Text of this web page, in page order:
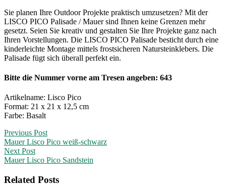
Sie planen Ihre Outdoor Projekte praktisch umzusetzen? Mit der
LISCO PICO Palisade / Mauer sind Ihnen keine Grenzen mehr
gesetzt. Seien Sie kreativ und gestalten Sie Ihre Projekte ganz nach
Ihren Vorstellungen. Die LISCO PICO Palisade besticht durch eine
kinderleichte Montage mittels frostsicheren Natursteinklebers. Die
Palisade fügt sich überall perfekt ein.
Bitte die Nummer vorne am Tresen angeben: 643
Artikelname: Lisco Pico
Format: 21 x 21 x 12,5 cm
Farbe: Basalt
Post
navigation
Previous Post
Mauer Lisco Pico weiß-schwarz
Next Post
Mauer Lisco Pico Sandstein
Related Posts